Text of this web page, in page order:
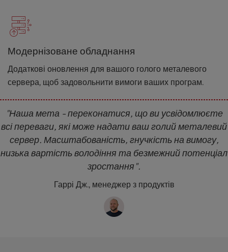
Модернізоване обладнання
Додаткові оновлення для вашого голого металевого
сервера, щоб задовольнити вимоги ваших програм.
"Наша мета - переконатися, що ви усвідомлюєте
всі переваги, які може надати ваш голий металевий
сервер. Масштабованість, гнучкість на вимогу,
низька вартість володіння та безмежний потенціал
зростання".
Гаррі Дж., менеджер з продуктів